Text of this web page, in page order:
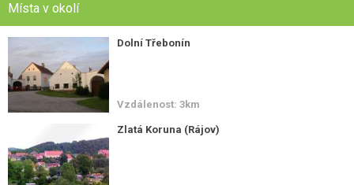
Místa v okolí
Dolní Třebonín
Vzdálenost: 3km
Zlatá Koruna (Rájov)